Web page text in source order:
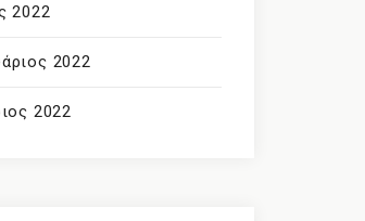
2022
2022
2022